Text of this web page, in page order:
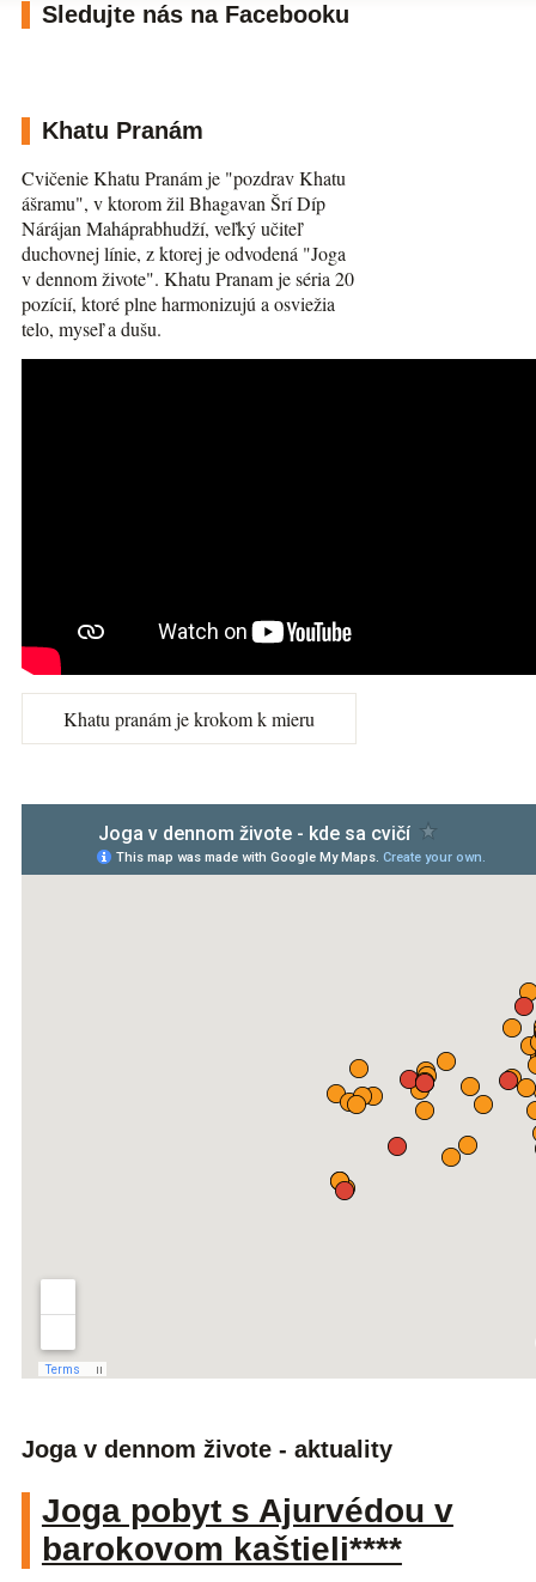
Sledujte nás na Facebooku
Khatu Pranám
Cvičenie Khatu Pranám je "pozdrav Khatu
ášramu", v ktorom žil Bhagavan Šrí Díp
Nárájan Maháprabhudží, veľký učiteľ
duchovnej línie, z ktorej je odvodená "Joga
v dennom živote". Khatu Pranam je séria 20
pozícií, ktoré plne harmonizujú a osviežia
telo, myseľ a dušu.
Khatu pranám je krokom k mieru
Joga v dennom živote - aktuality
Joga pobyt s Ajurvédou v
barokovom kaštieli****